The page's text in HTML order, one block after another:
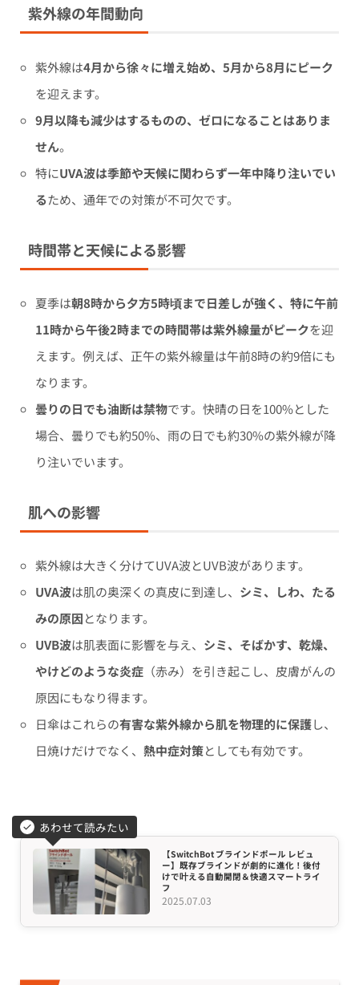
紫外線の年間動向
紫外線は4月から徐々に増え始め、5月から8月にピーク
を迎えます。
9月以降も減少はするものの、ゼロになることはありま
せん。
特にUVA波は季節や天候に関わらず一年中降り注いでい
るため、通年での対策が不可欠です。
時間帯と天候による影響
夏季は朝8時から夕方5時頃まで日差しが強く、特に午前
11時から午後2時までの時間帯は紫外線量がピークを迎
えます。例えば、正午の紫外線量は午前8時の約9倍にも
なります。
曇りの日でも油断は禁物です。快晴の日を100%とした
場合、曇りでも約50%、雨の日でも約30%の紫外線が降
り注いでいます。
肌への影響
紫外線は大きく分けてUVA波とUVB波があります。
UVA波は肌の奥深くの真皮に到達し、 シミ、しわ、たる
みの原因となります。
UVB波は肌表面に影響を与え、 シミ、そばかす、乾燥、
やけどのような炎症 （赤み）を引き起こし、皮膚がんの
原因にもなり得ます。
日傘はこれらの有害な紫外線から肌を物理的に保護し、
日焼けだけでなく、熱中症対策としても有効です。
あわせて読みたい
【SwitchBot ブラインドポール レビュ
ー】既存ブラインドが劇的に進化！後付
けで叶える自動開閉＆快適スマートライ
フ
2025.07.03